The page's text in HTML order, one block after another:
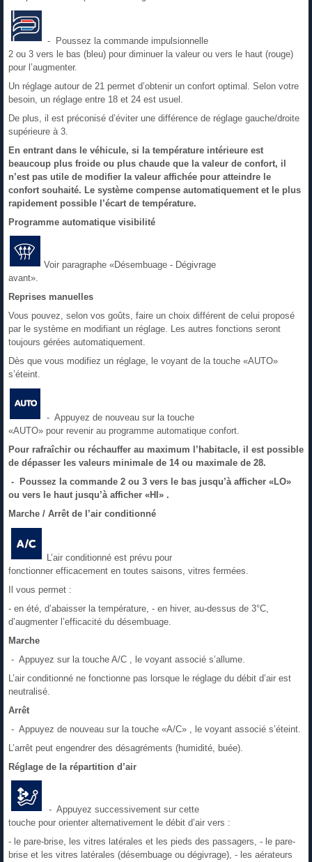
- Poussez la commande impulsionnelle
2 ou 3 vers le bas (bleu) pour diminuer la valeur ou vers le haut (rouge)
pour l’augmenter.
Un réglage autour de 21 permet d’obtenir un confort optimal. Selon votre
besoin, un réglage entre 18 et 24 est usuel.
De plus, il est préconisé d’éviter une différence de réglage gauche/droite
supérieure à 3.
En entrant dans le véhicule, si la température intérieure est
beaucoup plus froide ou plus chaude que la valeur de confort, il
n’est pas utile de modifier la valeur affichée pour atteindre le
confort souhaité. Le système compense automatiquement et le plus
rapidement possible l’écart de température.
Programme automatique visibilité
Voir paragraphe «Désembuage - Dégivrage
avant».
Reprises manuelles
Vous pouvez, selon vos goûts, faire un choix différent de celui proposé
par le système en modifiant un réglage. Les autres fonctions seront
toujours gérées automatiquement.
Dès que vous modifiez un réglage, le voyant de la touche «AUTO»
s’éteint.
- Appuyez de nouveau sur la touche
«AUTO» pour revenir au programme automatique confort.
Pour rafraîchir ou réchauffer au maximum l’habitacle, il est possible
de dépasser les valeurs minimale de 14 ou maximale de 28.
- Poussez la commande 2 ou 3 vers le bas jusqu’à afficher «LO»
ou vers le haut jusqu’à afficher «HI» .
Marche / Arrêt de l’air conditionné
L’air conditionné est prévu pour
fonctionner efficacement en toutes saisons, vitres fermées.
Il vous permet :
- en été, d’abaisser la température, - en hiver, au-dessus de 3°C,
d’augmenter l’efficacité du désembuage.
Marche
- Appuyez sur la touche A/C , le voyant associé s’allume.
L’air conditionné ne fonctionne pas lorsque le réglage du débit d’air est
neutralisé.
Arrêt
- Appuyez de nouveau sur la touche «A/C» , le voyant associé s’éteint.
L’arrêt peut engendrer des désagréments (humidité, buée).
Réglage de la répartition d’air
- Appuyez successivement sur cette
touche pour orienter alternativement le débit d’air vers :
- le pare-brise, les vitres latérales et les pieds des passagers, - le pare-
brise et les vitres latérales (désembuage ou dégivrage), - les aérateurs